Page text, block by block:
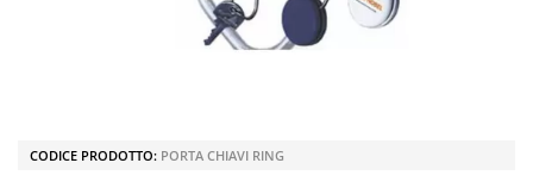
CODICE PRODOTTO: PORTA CHIAVI RING